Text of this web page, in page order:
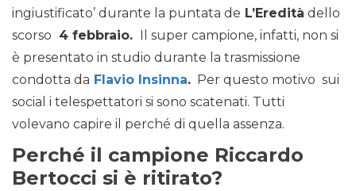
ingiustificato’ durante la puntata de L’Eredità dello
scorso 4 febbraio. Il super campione, infatti, non si
è presentato in studio durante la trasmissione
condotta da Flavio Insinna. Per questo motivo sui
social i telespettatori si sono scatenati. Tutti
volevano capire il perché di quella assenza.
Perché il campione Riccardo
Bertocci si è ritirato?